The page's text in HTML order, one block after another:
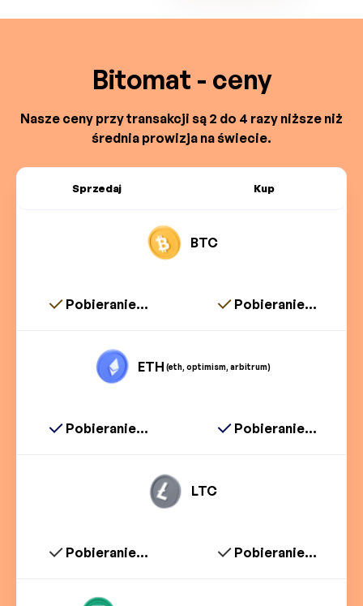
Bitomat - ceny
Nasze ceny przy transakcji są 2 do 4 razy niższe niż
średnia prowizja na świecie.
Sprzedaj Kup
BTC
Pobieranie... Pobieranie...
ETH (eth, optimism, arbitrum)
Pobieranie... Pobieranie...
LTC
Pobieranie... Pobieranie...